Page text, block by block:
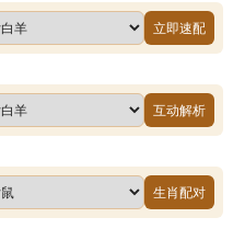
立即速配
互动解析
生肖配对